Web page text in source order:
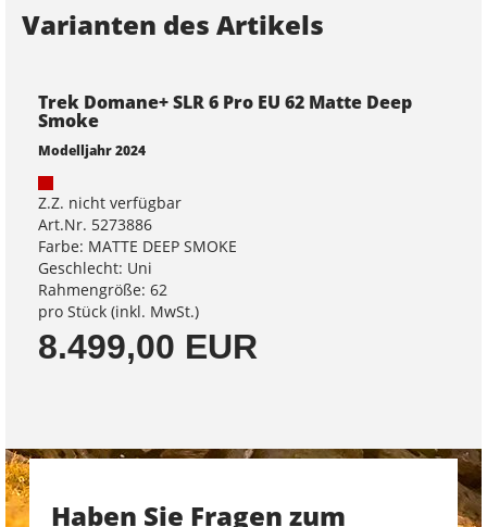
Varianten des Artikels
Trek Domane+ SLR 6 Pro EU 62 Matte Deep
Smoke
Modelljahr 2024
Z.Z. nicht verfügbar
Art.Nr. 5273886
Farbe: MATTE DEEP SMOKE
Geschlecht: Uni
Rahmengröße: 62
pro Stück (inkl. MwSt.)
8.499,00 EUR
Haben Sie Fragen zum